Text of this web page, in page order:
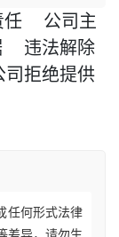
任
公司主
违法解除
司拒绝提供
任何形式法律
差异，请勿生